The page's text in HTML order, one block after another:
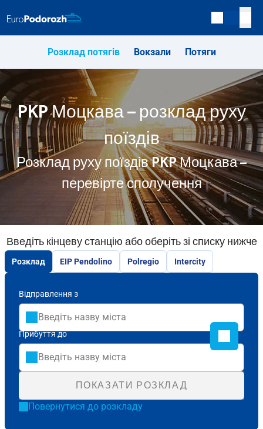
Розклад потягів Вокзали Потяги
PKP Моцкава – розклад руху
поїздів
Розклад руху поїздів PKP Моцкава –
перевірте сполучення
Введіть кінцеву станцію або оберіть зі списку нижче
Розклад EIP Pendolino Polregio Intercity
Відправлення з
Прибуття до
ПОКАЗАТИ РОЗКЛАД
Повернутися до розкладу